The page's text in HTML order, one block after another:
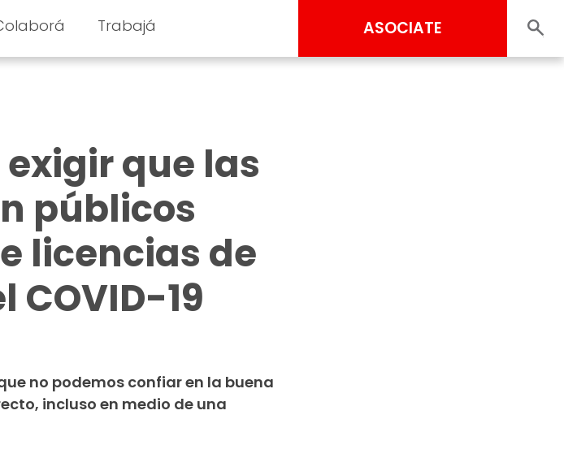
Trabajá ASOCIATE
que las
públicos
licencias de
19
no podemos confiar en la buena
incluso en medio de una